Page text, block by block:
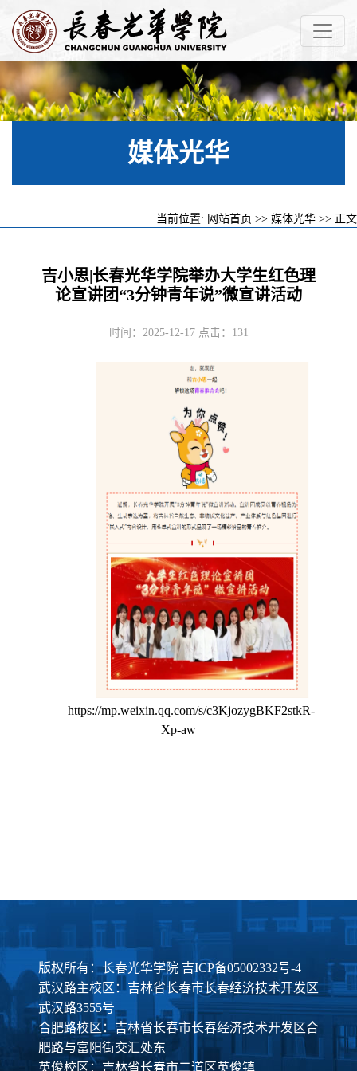
媒体光华
当前位置: 网站首页 >> 媒体光华 >> 正文
吉小思|长春光华学院举办大学生红色理
论宣讲团“3分钟青年说”微宣讲活动
时间：2025-12-17 点击： 131
https://mp.weixin.qq.com/s/c3KjozygBKF2stkR-
Xp-aw
版权所有：长春光华学院 吉ICP备05002332号-4
武汉路主校区：吉林省长春市长春经济技术开发区
武汉路3555号
合肥路校区：吉林省长春市长春经济技术开发区合
肥路与富阳街交汇处东
英俊校区：吉林省长春市二道区英俊镇